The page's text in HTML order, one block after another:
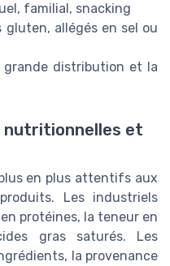
familial, snacking
allégés en sel ou
grande distribution et la
nutritionnelles et
en plus attentifs aux
Les industriels
protéines, la teneur en
gras saturés. Les
la provenance